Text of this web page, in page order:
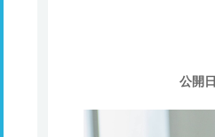
公開日